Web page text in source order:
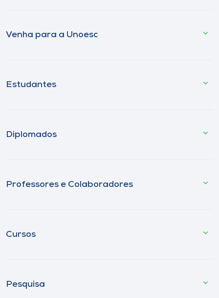
Venha para a Unoesc
Estudantes
Diplomados
Professores e Colaboradores
Cursos
Pesquisa